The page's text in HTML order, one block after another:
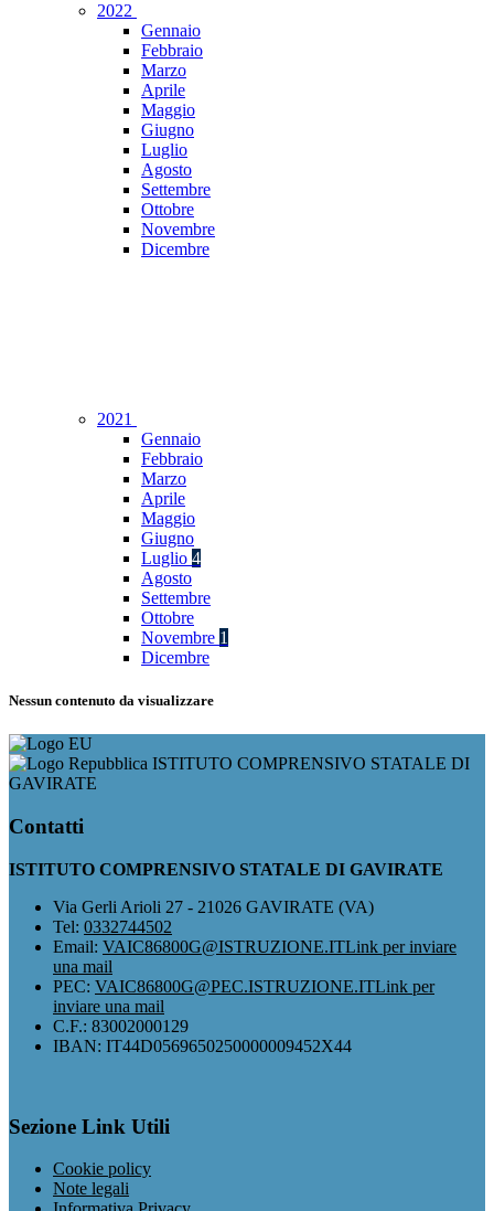
2022
Gennaio
Febbraio
Marzo
Aprile
Maggio
Giugno
Luglio
Agosto
Settembre
Ottobre
Novembre
Dicembre
2021
Gennaio
Febbraio
Marzo
Aprile
Maggio
Giugno
Luglio 4
Agosto
Settembre
Ottobre
Novembre 1
Dicembre
Nessun contenuto da visualizzare
ISTITUTO COMPRENSIVO STATALE DI
GAVIRATE
Contatti
ISTITUTO COMPRENSIVO STATALE DI GAVIRATE
Via Gerli Arioli 27 - 21026 GAVIRATE (VA)
Tel: 0332744502
Email: VAIC86800G@ISTRUZIONE.ITLink per inviare
una mail
PEC: VAIC86800G@PEC.ISTRUZIONE.ITLink per
inviare una mail
C.F.: 83002000129
IBAN: IT44D0569650250000009452X44
Sezione Link Utili
Cookie policy
Note legali